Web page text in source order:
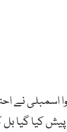
اسمبلی
کیا گیا بل